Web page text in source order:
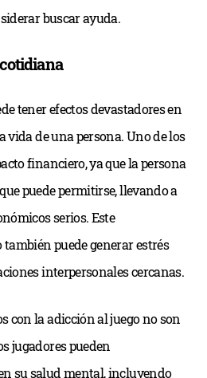
buscar ayuda.
tener efectos devastadores en
vida de una persona. Uno de los
financiero, ya que la persona
puede permitirse, llevando a
serios. Este
puede generar estrés
interpersonales cercanas.
con la adicción al juego no son
jugadores pueden
su salud mental, incluyendo